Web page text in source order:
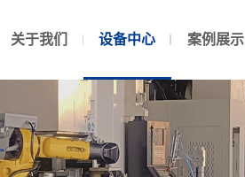
关于我们 设备中心 案例展示